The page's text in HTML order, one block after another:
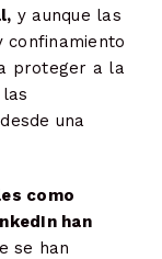
y aunque las
confinamiento
proteger a la
una
como
han
se han